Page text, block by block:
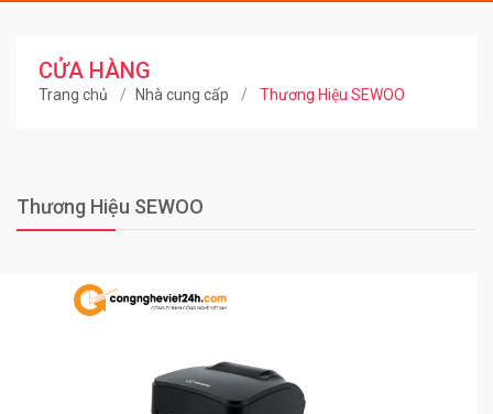
CỬA HÀNG
Trang chủ Nhà cung cấp Thương Hiệu SEWOO
Thương Hiệu SEWOO